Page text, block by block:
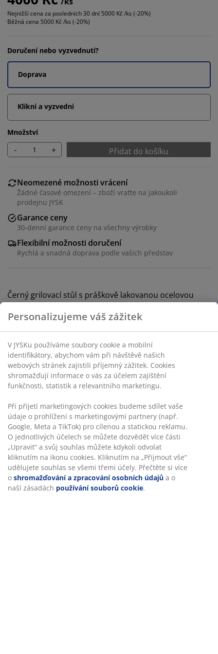
Nejnižší cena za posledních 30 dní 5000 Kč /ks (-20%)
Běžná cena 5000 Kč /ks (-20%)
Doručení nebo vyzvednutí?
Doprava
Klikni a vyzvedni
Množství
- + Přidat do košíku
Neomezené možnosti vrácení
Žádné časové omezení – zboží vraťte na jakoukoli
prodejnu JYSK
Garance ceny
30-denní garance ceny na všechny výrobky
Flexibilní možnosti doručení
Rychlá a snadná doprava podle vašich představ
Černý grilovací stůl s práškově lakovanou ocelovou
konstrukcí a deskou stolu. Lze jej použít jako podstavec
pro stolní plynový gril a je ideální k uložení nádobí a
Návod k sestavení
Návod k sestavení
Specifikace
Personalizujeme váš zážitek
V JYSKu používáme soubory cookie a mobilní
identifikátory, abychom vám při návštěvě našich
webových stránek zajistili příjemný zážitek. Cookies
shromažďují informace o vás za účelem zajištění
funkčnosti, statistik a relevantního marketingu.
Při přijetí marketingových cookies budeme sdílet vaše
údaje o prohlížení s marketingovými partnery (např.
Google, Meta a TikTok) pro cílenou a statickou reklamu.
O jednotlivých účelech se můžete dozvědět více části
„Upravit“ a svůj souhlas můžete kdykoli odvolat
kliknutím na ikonu cookies. Kliknutím na „Přijmout vše“
udělujete souhlas se všemi třemi účely. Přečtěte si více
o shromažďování a zpracování osobních údajů a o
naší zásadách používání souborů cookie.